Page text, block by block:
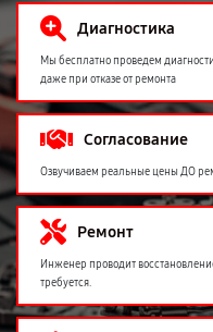
Диагностика
Мы бесплатно проведем
даже при отказе от ремонта
Согласование
Озвучиваем реальные цены ДО
Ремонт
Инженер проводит
требуется.